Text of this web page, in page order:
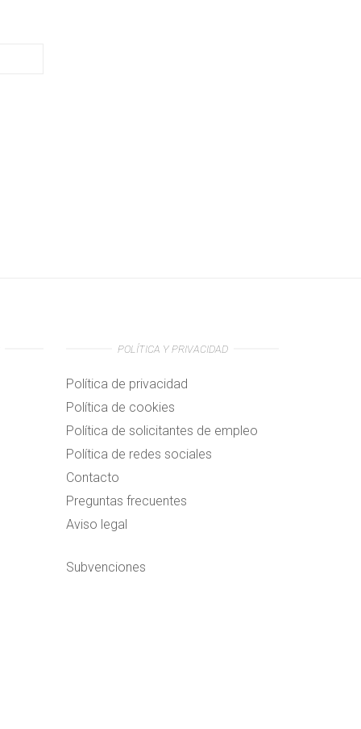
POLÍTICA Y PRIVACIDAD
Política de privacidad
Política de cookies
Política de solicitantes de empleo
Política de redes sociales
Contacto
Preguntas frecuentes
Aviso legal
Subvenciones